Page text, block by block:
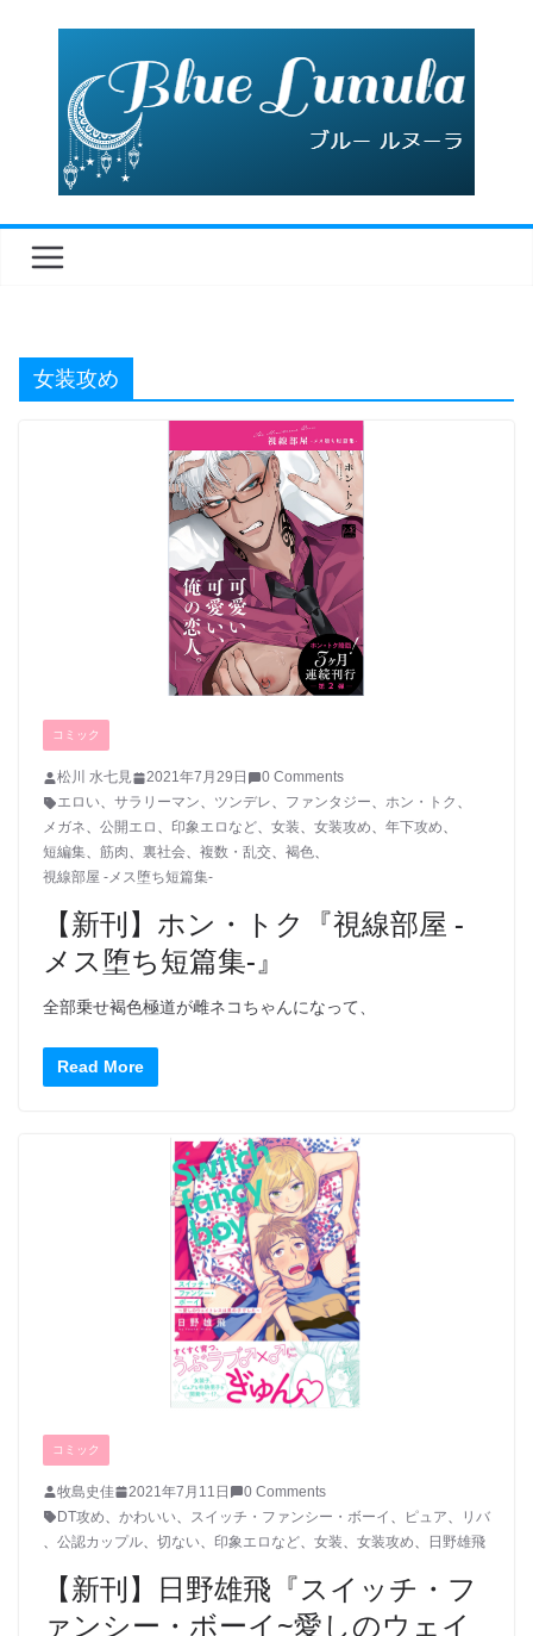
女装攻め
コミック
松川 水七見 2021年7月29日
0 Comments
エロい、 サラリーマン、 ツンデレ、 ファンタジー、 ホン・トク 、
メガネ、 公開エロ 、 印象エロなど、 女装、 女装攻め、 年下攻め、
短編集、 筋肉、 裏社会、 複数・乱交、 褐色、
視線部屋 -メス堕ち短篇集-
【新刊】ホン・トク『視線部屋 -
メス堕ち短篇集-』
全部乗せ褐色極道が雌ネコちゃんになって、
Read More
コミック
牧島史佳 2021年7月11日
0 Comments
DT攻め
かわいい スイッチ・ファンシー・ボーイ ピュア
リバ
公認カップル 切ない 印象エロなど 女装 女装攻め 日野雄飛
【新刊】日野雄飛『スイッチ・フ
ァンシー・ボーイ~愛しのウェイ